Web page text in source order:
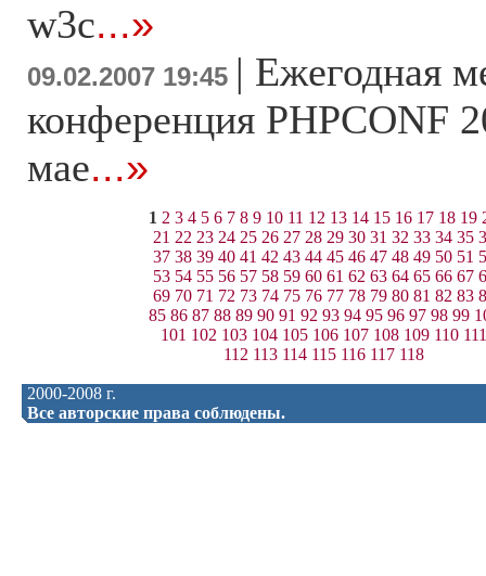
w3c...»
09.02.2007 19:45 | Ежегодная
конференция PHPCONF
мае...»
1 2 3 4 5 6 7 8 9 10 11 12 13 14 15 16 17 18 19
21 22 23 24 25 26 27 28 29 30 31 32 33 34 35
37 38 39 40 41 42 43 44 45 46 47 48 49 50 51
53 54 55 56 57 58 59 60 61 62 63 64 65 66 67
69 70 71 72 73 74 75 76 77 78 79 80 81 82 83
85 86 87 88 89 90 91 92 93 94 95 96 97 98 99
101 102 103 104 105 106 107 108 109 110 111
112 113 114 115 116 117 118
2000-2008 г.
Все авторские права соблюдены.